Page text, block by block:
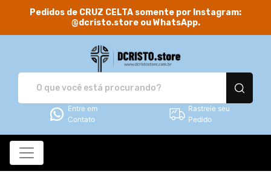
Pedidos de CRUZ CELTA somente por Instagram:
@dcristo.store ou WhatsApp.
Entre em
Contato
Rastreie seu
Pedido